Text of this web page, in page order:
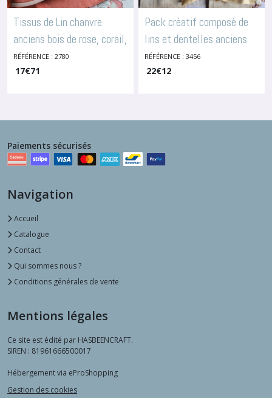
Tissus de Lin chanvre
anciens bois de rose, corail,
terracotta, 2780/3340
-Lins Anciens Teints
RÉFÉRENCE : 2780
17€71
Pack créatif composé de
lins et dentelles anciens
teints en teinture
végétale, vignette de
Teinture Végétale
RÉFÉRENCE : 3456
22€12
Paiements sécurisés
Navigation
Accueil
Catalogue
Contact
Qui sommes nous ?
Conditions générales de vente
Mentions légales
Ce site est édité par HASBEENCRAFT.
SIREN : 81961666500017
Hébergement via eProShopping
Gestion des cookies